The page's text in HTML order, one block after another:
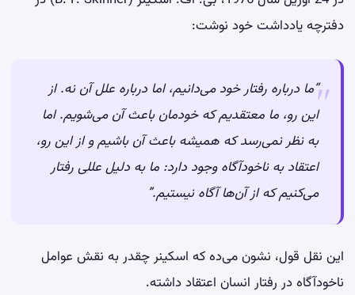
دفترچه یادداشت خود نوشت:
“ما درباره رفتار خود می‌دانیم، اما درباره علل آن نه. از
این رو، ما معتقدیم که خودمان باعث آن می‌شویم. اما
به نظر نمی‌رسد که همیشه باعث آن باشیم و از این رو،
اعتقاد به ناخودآگاه وجود دارد: ما به دلیل عللی رفتار
می‌کنیم که از آن‌ها آگاه نیستیم.”
این نقل قول، نشون می‌ده که اسکینر چقدر به نقش عوامل
ناخودآگاه در رفتار انسان اعتقاد داشته.